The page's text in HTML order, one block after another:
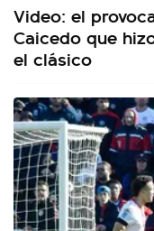
Video: el
Caicedo que
el clásico